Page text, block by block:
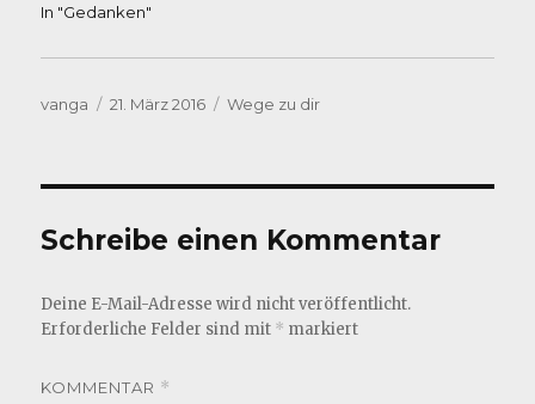
In "Gedanken"
Autor
vanga
Veröffentlicht
21. März 2016 Kategorien
Wege zu dir
Schreibe einen Kommentar
Deine E-Mail-Adresse wird nicht veröffentlicht.
Erforderliche Felder sind mit * markiert
KOMMENTAR *